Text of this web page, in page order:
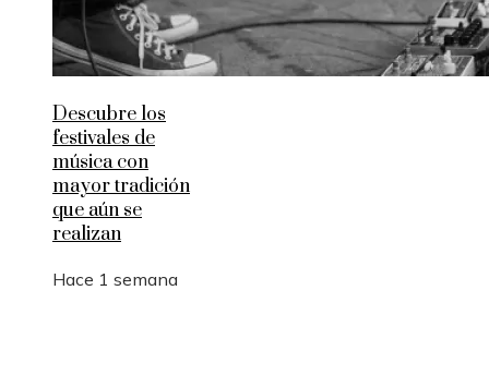
Descubre los
festivales de
música con
mayor tradición
que aún se
realizan
Hace 1 semana